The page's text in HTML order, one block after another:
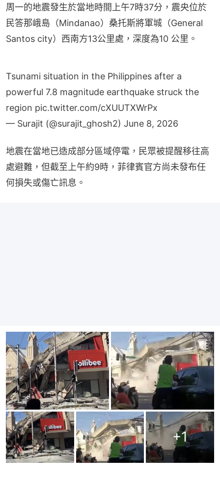
周一的地震發生於當地時間上午7時37分，震央位於
民答那峨島（Mindanao）桑托斯將軍城（General
Santos city）西南方13公里處，深度為10 公里。
Tsunami situation in the Philippines after a
powerful 7.8 magnitude earthquake struck the
region pic.twitter.com/cXUUTXWrPx
— Surajit (@surajit_ghosh2) June 8, 2026
地震在當地已造成部分區域停電，民眾被提醒移往高
處避難，但截至上午約9時，菲律賓官方尚未發布任
何損失或傷亡訊息。
+1